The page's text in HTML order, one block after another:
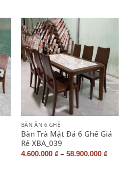
BÀN ĂN 6 GHẾ
Bàn Trà Mặt Đá 6 Ghế Giá
Rẻ XBA_039
4.600.000 ₫ – 58.900.000 ₫